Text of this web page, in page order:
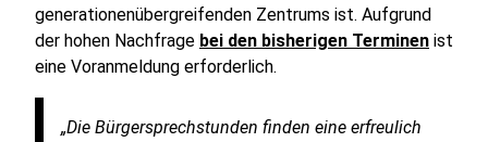
generationenübergreifenden Zentrums ist. Aufgrund
der hohen Nachfrage bei den bisherigen Terminen ist
eine Voranmeldung erforderlich.
„Die Bürgersprechstunden finden eine erfreulich